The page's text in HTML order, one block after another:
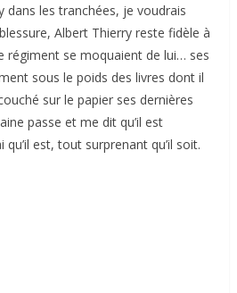
dans les tranchées, je voudrais
Albert Thierry reste fidèle à
régiment se moquaient de lui… ses
sous le poids des livres dont il
sur le papier ses dernières
passe et me dit qu’il est
est, tout surprenant qu’il soit.